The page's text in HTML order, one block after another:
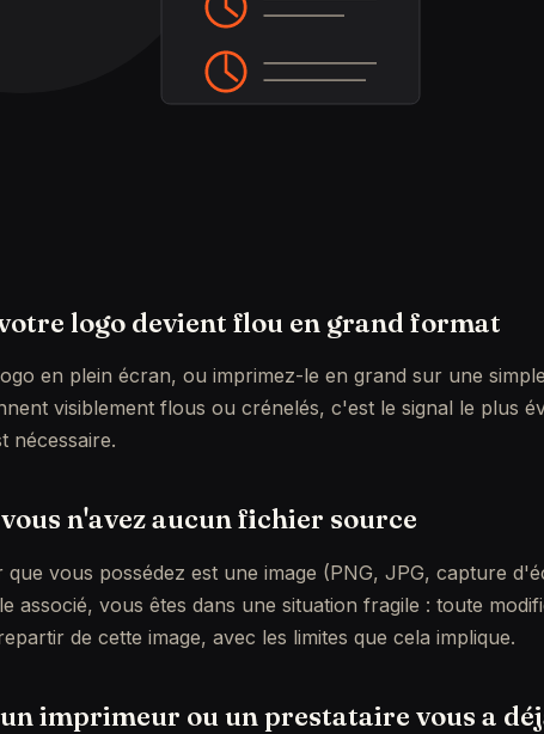
votre logo devient flou en grand format
en plein écran, ou imprimez-le en grand sur une
visiblement flous ou crénelés, c'est le signal le plus
nécessaire.
vous n'avez aucun fichier source
que vous possédez est une image (PNG, JPG, capture
associé, vous êtes dans une situation fragile : toute
de cette image, avec les limites que cela implique.
un imprimeur ou un prestataire vous a